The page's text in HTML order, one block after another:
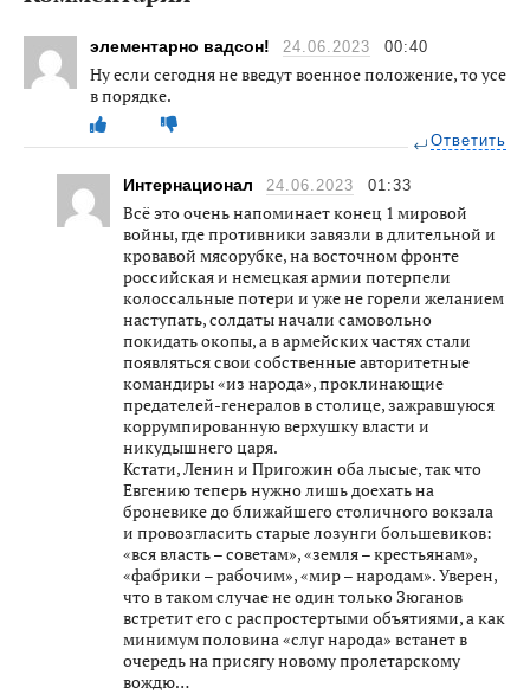
элементарно вадсон! 24.06.2023 00:40
Ну если сегодня не введут военное положение, то усе
в порядке.
Ответить
Интернационал 24.06.2023 01:33
Всё это очень напоминает конец 1 мировой
войны, где противники завязли в длительной и
кровавой мясорубке, на восточном фронте
российская и немецкая армии потерпели
колоссальные потери и уже не горели желанием
наступать, солдаты начали самовольно
покидать окопы, а в армейских частях стали
появляться свои собственные авторитетные
командиры «из народа», проклинающие
предателей-генералов в столице, зажравшуюся
коррумпированную верхушку власти и
никудышнего царя.
Кстати, Ленин и Пригожин оба лысые, так что
Евгению теперь нужно лишь доехать на
броневике до ближайшего столичного вокзала
и провозгласить старые лозунги большевиков:
«вся власть – советам», «земля – крестьянам»,
«фабрики – рабочим», «мир – народам». Уверен,
что в таком случае не один только Зюганов
встретит его с распростертыми объятиями, а как
минимум половина «слуг народа» встанет в
очередь на присягу новому пролетарскому
вождю…